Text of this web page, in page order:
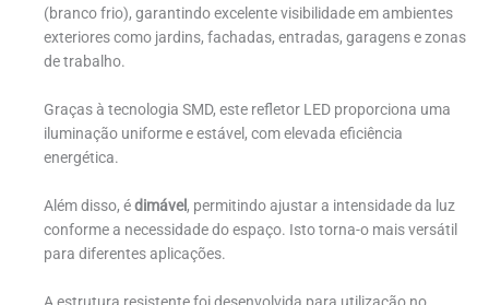
(branco frio), garantindo excelente visibilidade em ambientes
exteriores como jardins, fachadas, entradas, garagens e zonas
de trabalho.
Graças à tecnologia SMD, este refletor LED proporciona uma
iluminação uniforme e estável, com elevada eficiência
energética.
Além disso, édimável, permitindo ajustar a intensidade da luz
conforme a necessidade do espaço. Isto torna-o mais versátil
para diferentes aplicações.
A estrutura resistente foi desenvolvida para utilização no